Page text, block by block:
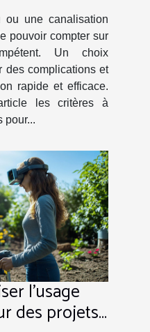
ou une canalisation
pouvoir compter sur
Un choix
des complications et
rapide et efficace.
les critères à
pour...
l'usage
des projets